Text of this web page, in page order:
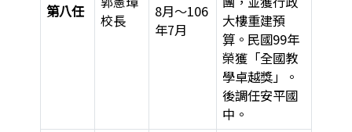
第八任
校長
8月～106
年7月
大樓重建預
算。民國99年
榮獲「全國教
學卓越獎」。
後調任安平國
中。